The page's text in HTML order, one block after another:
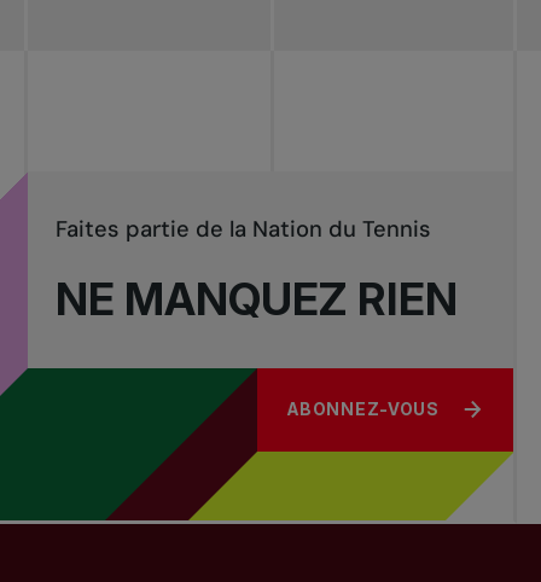
NE MANQUEZ RIEN
Faites partie de la Nation du Tennis
ABONNEZ-VOUS